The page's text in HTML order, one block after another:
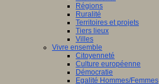
Régions
Ruralité
Territoires et projets
Tiers lieux
Villes
Vivre ensemble
Citoyenneté
Culture européenne
Démocratie
Egalité Hommes/Femmes